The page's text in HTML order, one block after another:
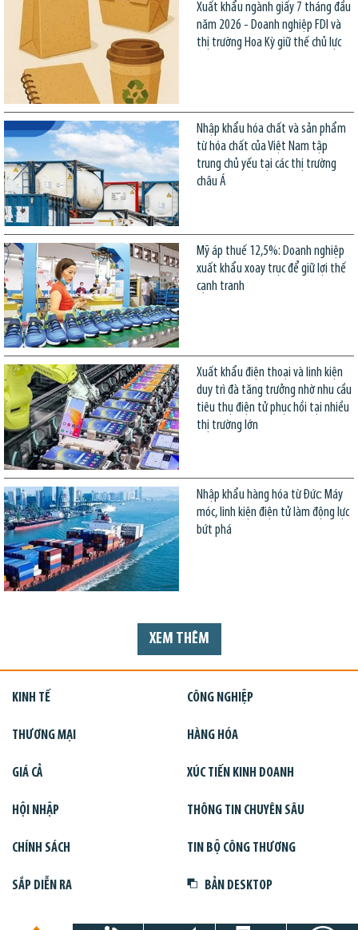
Xuất khẩu ngành giấy 7 tháng đầu
năm 2026 - Doanh nghiệp FDI và
thị trường Hoa Kỳ giữ thế chủ lực
Nhập khẩu hóa chất và sản phẩm
từ hóa chất của Việt Nam tập
trung chủ yếu tại các thị trường
châu Á
Mỹ áp thuế 12,5%: Doanh nghiệp
xuất khẩu xoay trục để giữ lợi thế
cạnh tranh
Xuất khẩu điện thoại và linh kiện
duy trì đà tăng trưởng nhờ nhu cầu
tiêu thụ điện tử phục hồi tại nhiều
thị trường lớn
Nhập khẩu hàng hóa từ Đức: Máy
móc, linh kiện điện tử làm động lực
bứt phá
XEM THÊM
KINH TẾ CÔNG NGHIỆP
THƯƠNG MẠI HÀNG HÓA
GIÁ CẢ XÚC TIẾN KINH DOANH
HỘI NHẬP THÔNG TIN CHUYÊN SÂU
CHÍNH SÁCH TIN BỘ CÔNG THƯƠNG
SẮP DIỄN RA BẢN DESKTOP